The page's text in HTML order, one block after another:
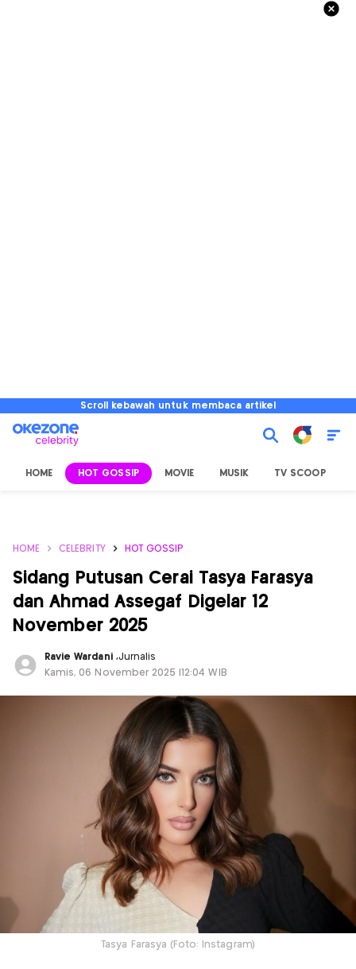
Scroll kebawah untuk membaca artikel
HOME HOT GOSSIP MOVIE MUSIK TV SCOOP
HOME CELEBRITY HOT GOSSIP
Sidang Putusan Cerai Tasya Farasya
dan Ahmad Assegaf Digelar 12
November 2025
Ravie Wardani ,Jurnalis
Kamis, 06 November 2025 |12:04 WIB
Tasya Farasya (Foto: Instagram)